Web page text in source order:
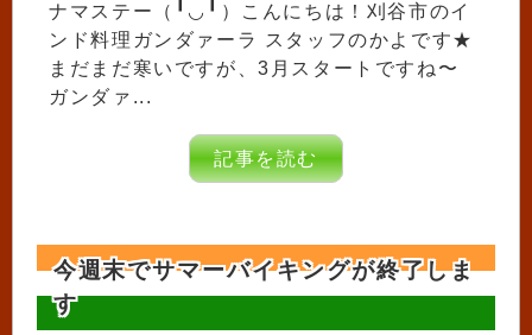
ナマステー（╹◡╹）こんにちは！刈谷市のイ
ンド料理ガンダァーラ スタッフのかよです★
まだまだ寒いですが、3月スタートですね〜
ガンダァ...
記事を読む
今週末でサマーバイキングが終了しま
す